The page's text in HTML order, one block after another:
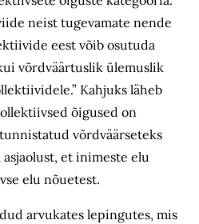
neist tugevamate nende
eest võib osutuda
võrdväärtuslik ülemuslik
Kahjuks läheb
õigused on
võrdväärseteks
et inimeste elu
elu nõuetest.
arvukates lepingutes, mis